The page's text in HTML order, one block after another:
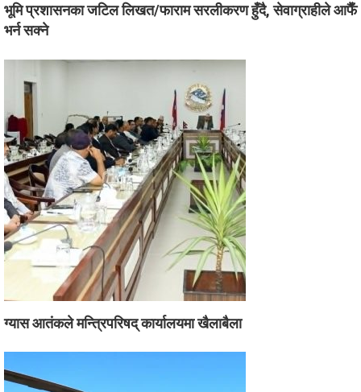
भूमि प्रशासनका जटिल लिखत/फाराम सरलीकरण हुँदै, सेवाग्राहीले आफैँ
भर्न सक्ने
ग्यास आतंकले मन्त्रिपरिषद् कार्यालयमा खैलाबैला